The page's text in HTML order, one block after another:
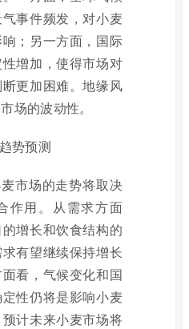
事件频发，对小麦
；另一方面，国际
增加，使得市场对
更加困难。地缘风
场的波动性。
势预测
市场的走势将取决
作用。从需求方面
增长和饮食结构的
有望继续保持增长
看，气候变化和国
性仍将是影响小麦
计未来小麦市场将